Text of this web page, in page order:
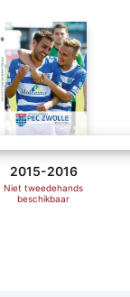
2015-2016
Niet tweedehands
beschikbaar